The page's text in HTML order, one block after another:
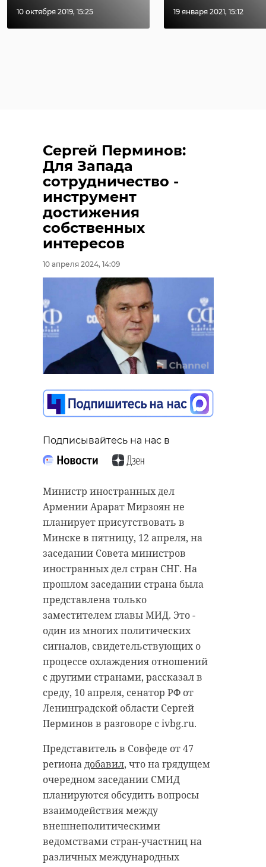
10 октября 2019, 15:25 19 января 2021, 15:12
Сергей Перминов:
Для Запада
сотрудничество -
инструмент
достижения
собственных
интересов
10 апреля 2024, 14:09
Подписывайтесь на нас в
Министр иностранных дел
Армении Арарат Мирзоян не
планирует присутствовать в
Минске в пятницу, 12 апреля, на
заседании Совета министров
иностранных дел стран СНГ. На
прошлом заседании страна была
представлена только
заместителем главы МИД. Это -
один из многих политических
сигналов, свидетельствующих о
процессе охлаждения отношений
с другими странами, рассказал в
среду, 10 апреля, сенатор РФ от
Ленинградской области Сергей
Перминов в разговоре с ivbg.ru.
Представитель в Совфеде от 47
регионадобавил, что на грядущем
очередном заседании СМИД
планируются обсудить вопросы
взаимодействия между
внешнеполитическими
ведомствами стран-участниц на
различных международных